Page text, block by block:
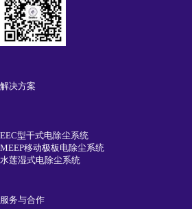
解决方案
EEC型干式电除尘系统
MEEP移动极板电除尘系统
水莲湿式电除尘系统
服务与合作